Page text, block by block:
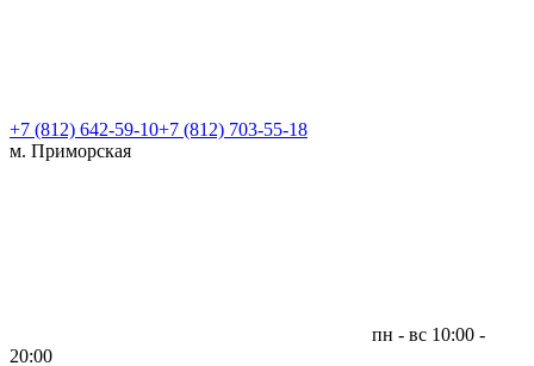
+7 (812) 642-59-10+7 (812) 703-55-18
м. Приморская
пн - вс 10:00 -
20:00